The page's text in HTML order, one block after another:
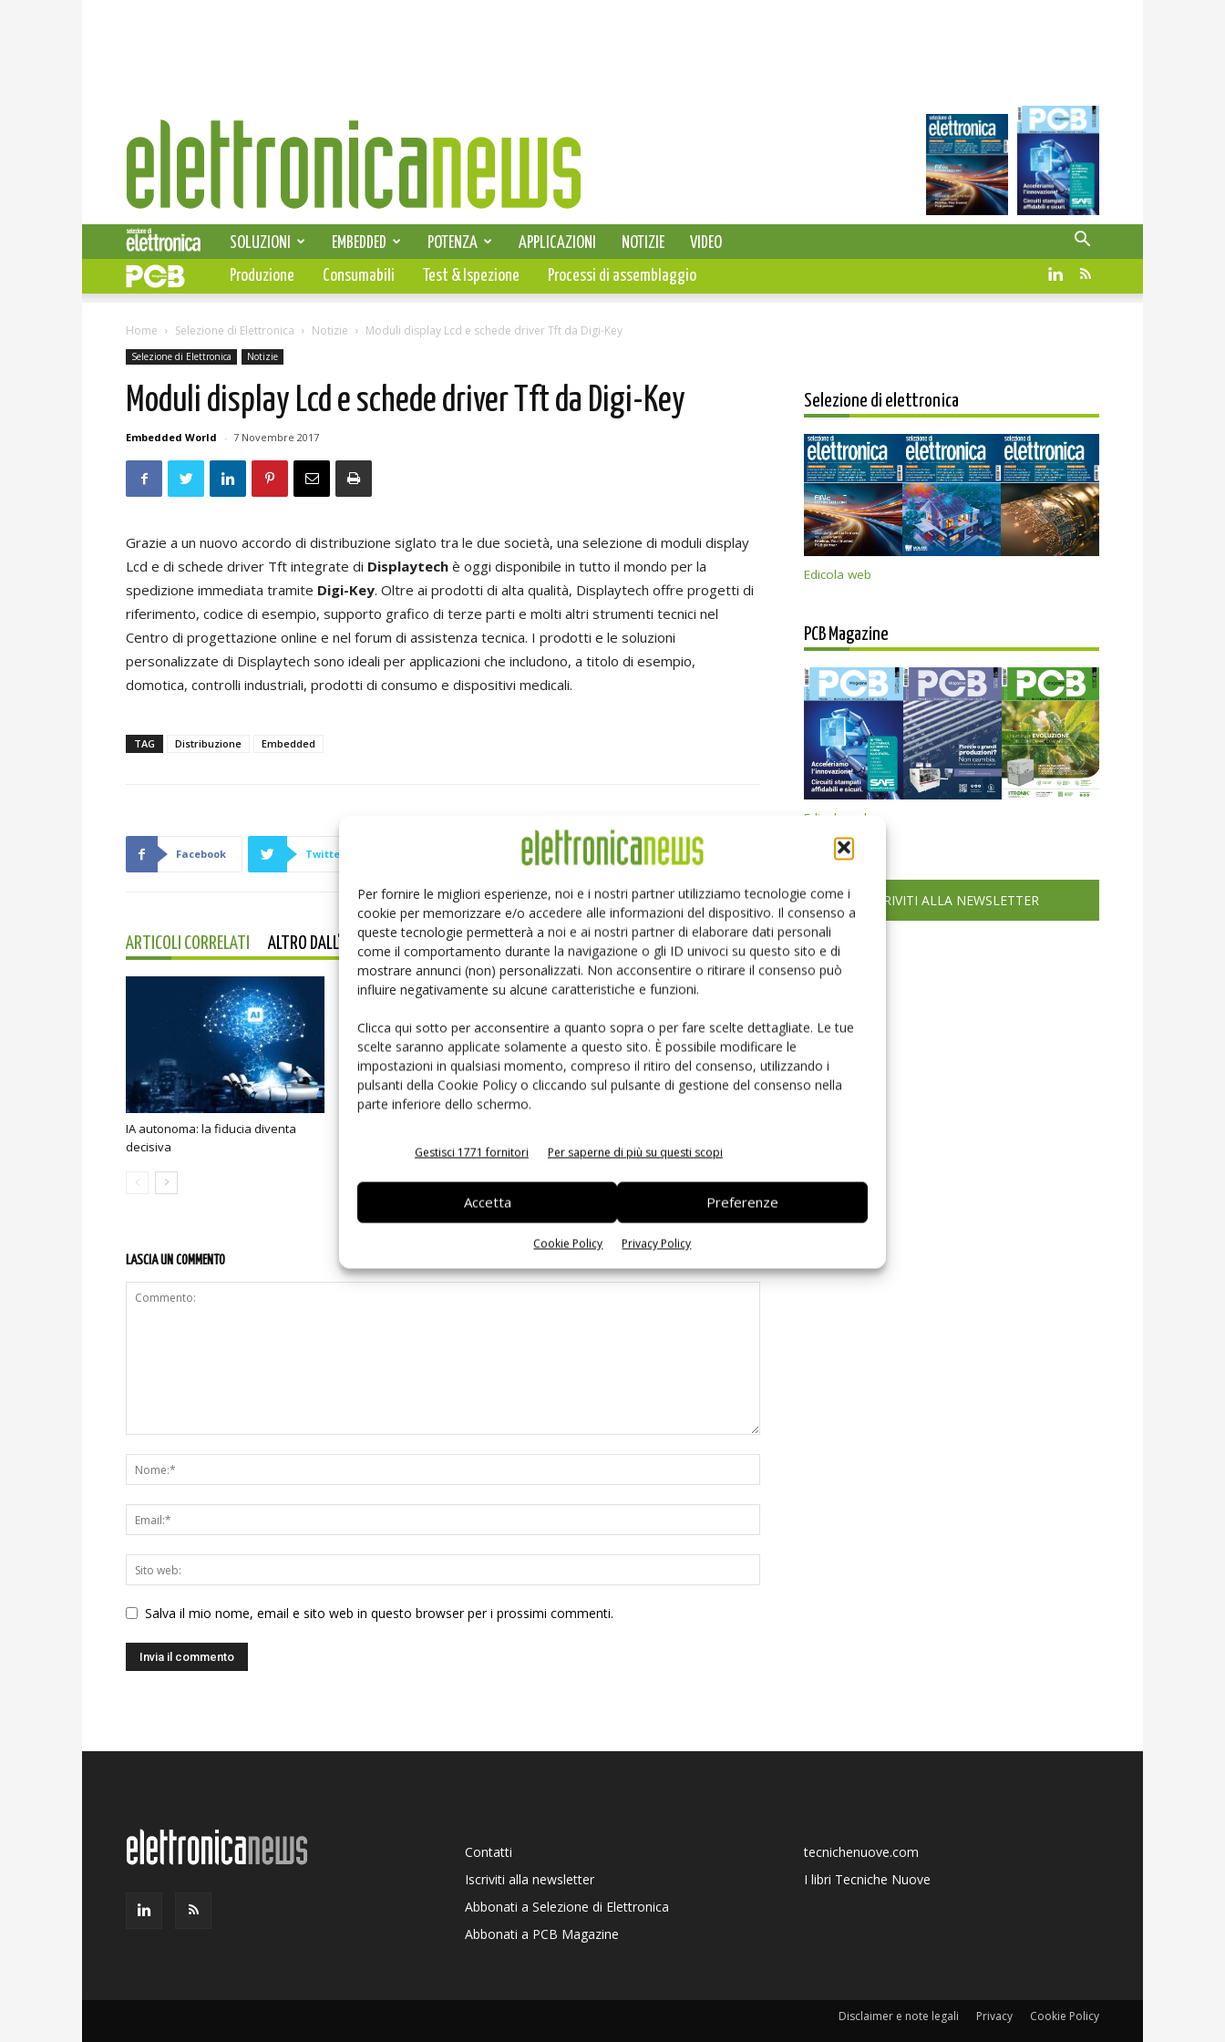
Per fornire le migliori esperienze, noi e i nostri partner utilizziamo tecnologie come i
cookie per memorizzare e/o accedere alle informazioni del dispositivo. Il consenso a
queste tecnologie permetterà a noi e ai nostri partner di elaborare dati personali
come il comportamento durante la navigazione o gli ID univoci su questo sito e di
mostrare annunci (non) personalizzati. Non acconsentire o ritirare il consenso può
influire negativamente su alcune caratteristiche e funzioni.
Clicca qui sotto per acconsentire a quanto sopra o per fare scelte dettagliate. Le tue
scelte saranno applicate solamente a questo sito. È possibile modificare le
impostazioni in qualsiasi momento, compreso il ritiro del consenso, utilizzando i
pulsanti della Cookie Policy o cliccando sul pulsante di gestione del consenso nella
parte inferiore dello schermo.
Gestisci 1771 fornitori Per saperne di più su questi scopi
Accetta Preferenze
Cookie Policy Privacy Policy
Elettronica
News
SELEZIONE DI ELETTRONICA
SOLUZIONI EMBEDDED POTENZA APPLICAZIONI NOTIZIE
VIDEO
PCB
Produzione Consumabili Test & Ispezione Processi di assemblaggio
Home Selezione di Elettronica Notizie Moduli display Lcd e schede driver Tft da Digi-Key
Selezione di Elettronica Notizie
Moduli display Lcd e schede driver Tft da Digi-Key
Embedded World - 7 Novembre 2017
Grazie a un nuovo accordo di distribuzione siglato tra le due società, una selezione di moduli display
Lcd e di schede driver Tft integrate di Displaytech è oggi disponibile in tutto il mondo per la
spedizione immediata tramite Digi-Key. Oltre ai prodotti di alta qualità, Displaytech offre progetti di
riferimento, codice di esempio, supporto grafico di terze parti e molti altri strumenti tecnici nel
Centro di progettazione online e nel forum di assistenza tecnica. I prodotti e le soluzioni
personalizzate di Displaytech sono ideali per applicazioni che includono, a titolo di esempio,
domotica, controlli industriali, prodotti di consumo e dispositivi medicali.
TAG Distribuzione Embedded
Facebook Twitter Pinterest
ARTICOLI CORRELATI ALTRO DALL'AUTORE
IA autonoma: la fiducia diventa
decisiva
sicurezza e interoperabilità
agentica per l’EDA
LASCIA UN COMMENTO
Salva il mio nome, email e sito web in questo browser per i prossimi commenti.
Selezione di elettronica
Edicola web
PCB Magazine
Edicola web
ISCRIVITI ALLA NEWSLETTER
Contatti
Iscriviti alla newsletter
Abbonati a Selezione di Elettronica
Abbonati a PCB Magazine
tecnichenuove.com
I libri Tecniche Nuove
Disclaimer e note legali Privacy Cookie Policy